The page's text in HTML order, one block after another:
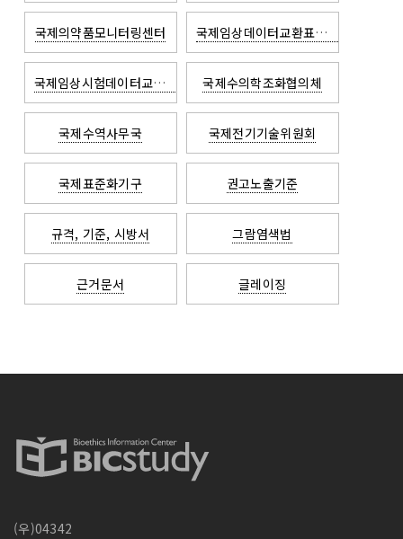
국제의약품모니터링센터 국제임상데이터교환표준컨소시엄
국제임상시험데이터교환표준컨소시움 국제수의학조화협의체
국제수역사무국 국제전기기술위원회
국제표준화기구 권고노출기준
규격, 기준, 시방서 그람염색법
근거문서 글레이징
(우)04342